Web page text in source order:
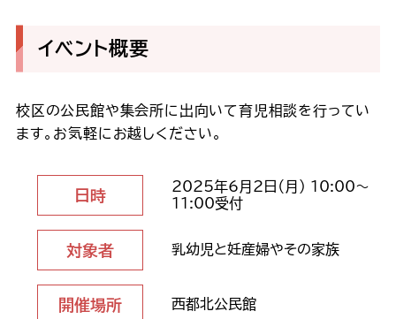
イベント概要
校区の公民館や集会所に出向いて育児相談を行ってい
ます。お気軽にお越しください。
日時
2025年6月2日（月） 10:00～
11:00受付
対象者 乳幼児と妊産婦やその家族
開催場所 西都北公民館